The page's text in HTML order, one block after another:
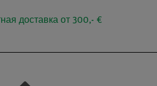
доставка от 300,- €